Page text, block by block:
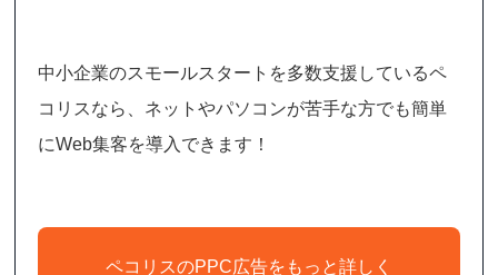
中小企業のスモールスタートを多数支援しているペ
コリスなら、ネットやパソコンが苦手な方でも簡単
にWeb集客を導入できます！
ペコリスのPPC広告をもっと詳しく